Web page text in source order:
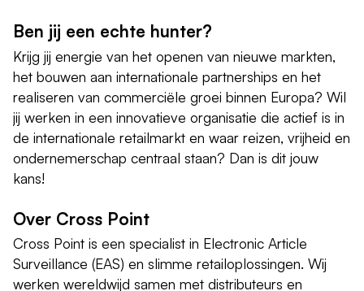
Ben jij een echte hunter?
Krijg jij energie van het openen van nieuwe markten,
het bouwen aan internationale partnerships en het
realiseren van commerciële groei binnen Europa? Wil
jij werken in een innovatieve organisatie die actief is in
de internationale retailmarkt en waar reizen, vrijheid en
ondernemerschap centraal staan? Dan is dit jouw
kans!
Over Cross Point
Cross Point is een specialist in Electronic Article
Surveillance (EAS) en slimme retailoplossingen. Wij
werken wereldwijd samen met distributeurs en